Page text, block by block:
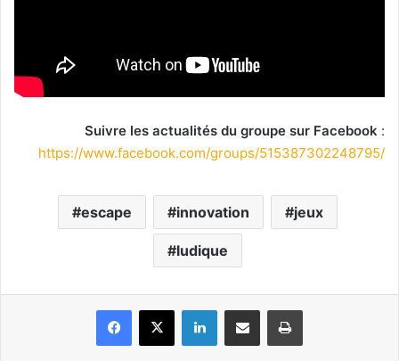
Suivre les actualités du groupe sur Facebook :
https://www.facebook.com/groups/515387302248795/
escape innovation jeux
ludique
Facebook
X LinkedinPartager par email Imprimer